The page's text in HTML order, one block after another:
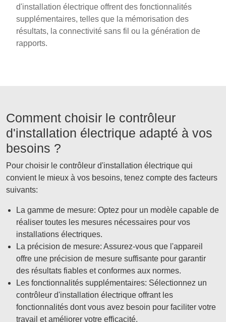
d'installation électrique offrent des fonctionnalités
supplémentaires, telles que la mémorisation des
résultats, la connectivité sans fil ou la génération de
rapports.
Comment choisir le contrôleur
d'installation électrique adapté à vos
besoins ?
Pour choisir le contrôleur d'installation électrique qui
convient le mieux à vos besoins, tenez compte des facteurs
suivants:
La gamme de mesure: Optez pour un modèle capable de
réaliser toutes les mesures nécessaires pour vos
installations électriques.
La précision de mesure: Assurez-vous que l'appareil
offre une précision de mesure suffisante pour garantir
des résultats fiables et conformes aux normes.
Les fonctionnalités supplémentaires: Sélectionnez un
contrôleur d'installation électrique offrant les
fonctionnalités dont vous avez besoin pour faciliter votre
travail et améliorer votre efficacité.